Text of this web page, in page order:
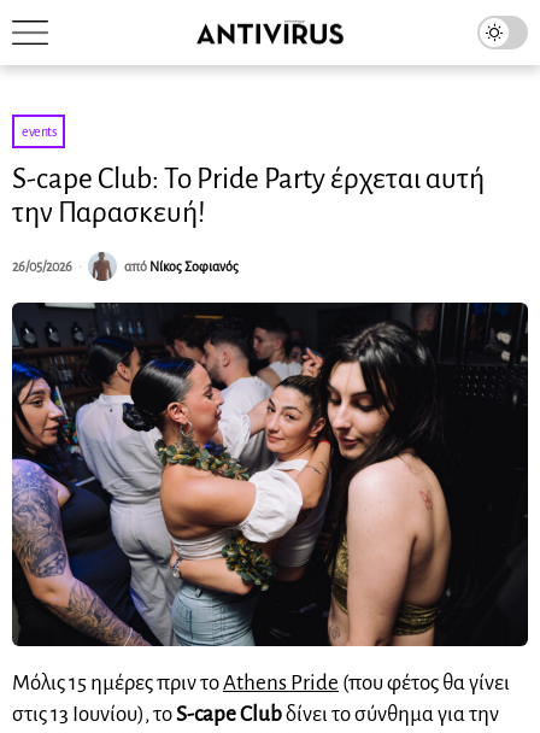
events
S-cape Club: Το Pride Party έρχεται αυτή
την Παρασκευή!
26/05/2026 από Νίκος Σοφιανός
Μόλις 15 ημέρες πριν τοAthens Pride (που φέτος θα γίνει
στις 13 Ιουνίου), τοS-cape Clubδίνει το σύνθημα για την